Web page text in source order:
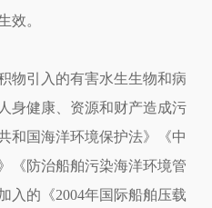
效。
引入的有害水生生物和病
身健康、资源和财产造成污
和国海洋环境保护法》《中
《防治船舶污染海洋环境管
入的《2004年国际船舶压载